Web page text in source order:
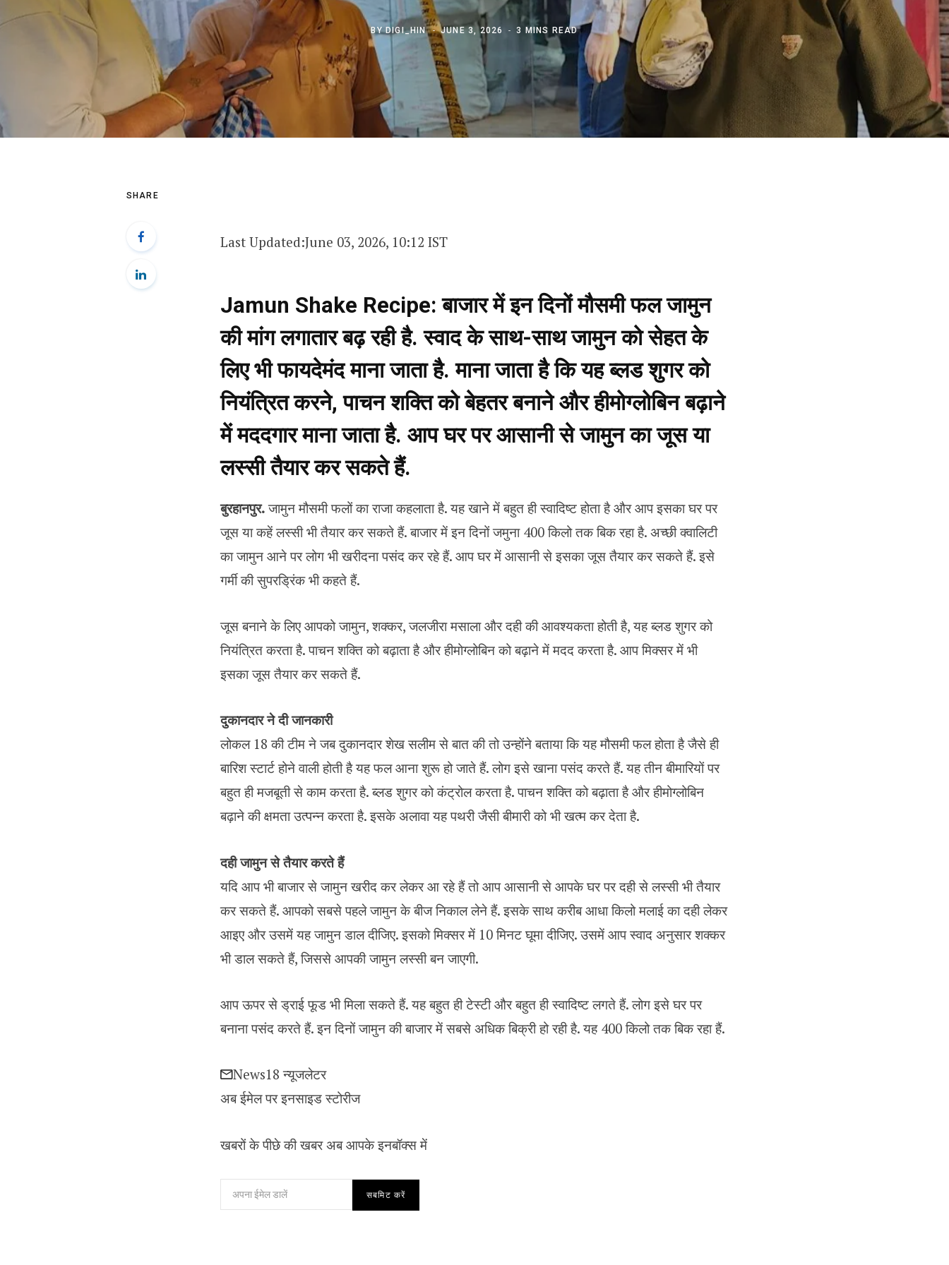
BYDIGI_HIN JUNE 3, 2026 3 MINS READ
SHARE
Last Updated:June 03, 2026, 10:12 IST
Jamun Shake Recipe: बाजार में इन दिनों मौसमी फल जामुन
की मांग लगातार बढ़ रही है. स्वाद के साथ-साथ जामुन को सेहत के
लिए भी फायदेमंद माना जाता है. माना जाता है कि यह ब्लड शुगर को
नियंत्रित करने, पाचन शक्ति को बेहतर बनाने और हीमोग्लोबिन बढ़ाने
में मददगार माना जाता है. आप घर पर आसानी से जामुन का जूस या
लस्सी तैयार कर सकते हैं.
बुरहानपुर.जामुन मौसमी फलों का राजा कहलाता है. यह खाने में बहुत ही स्वादिष्ट होता है और आप इसका घर पर
जूस या कहें लस्सी भी तैयार कर सकते हैं. बाजार में इन दिनों जमुना ₹400 किलो तक बिक रहा है. अच्छी क्वालिटी
का जामुन आने पर लोग भी खरीदना पसंद कर रहे हैं. आप घर में आसानी से इसका जूस तैयार कर सकते हैं. इसे
गर्मी की सुपरड्रिंक भी कहते हैं.
जूस बनाने के लिए आपको जामुन, शक्कर, जलजीरा मसाला और दही की आवश्यकता होती है, यह ब्लड शुगर को
नियंत्रित करता है. पाचन शक्ति को बढ़ाता है और हीमोग्लोबिन को बढ़ाने में मदद करता है. आप मिक्सर में भी
इसका जूस तैयार कर सकते हैं.
दुकानदार ने दी जानकारी
लोकल 18 की टीम ने जब दुकानदार शेख सलीम से बात की तो उन्होंने बताया कि यह मौसमी फल होता है जैसे ही
बारिश स्टार्ट होने वाली होती है यह फल आना शुरू हो जाते हैं. लोग इसे खाना पसंद करते हैं. यह तीन बीमारियों पर
बहुत ही मजबूती से काम करता है. ब्लड शुगर को कंट्रोल करता है. पाचन शक्ति को बढ़ाता है और हीमोग्लोबिन
बढ़ाने की क्षमता उत्पन्न करता है. इसके अलावा यह पथरी जैसी बीमारी को भी खत्म कर देता है.
दही जामुन से तैयार करते हैं
यदि आप भी बाजार से जामुन खरीद कर लेकर आ रहे हैं तो आप आसानी से आपके घर पर दही से लस्सी भी तैयार
कर सकते हैं. आपको सबसे पहले जामुन के बीज निकाल लेने हैं. इसके साथ करीब आधा किलो मलाई का दही लेकर
आइए और उसमें यह जामुन डाल दीजिए. इसको मिक्सर में 10 मिनट घूमा दीजिए. उसमें आप स्वाद अनुसार शक्कर
भी डाल सकते हैं, जिससे आपकी जामुन लस्सी बन जाएगी.
आप ऊपर से ड्राई फूड भी मिला सकते हैं. यह बहुत ही टेस्टी और बहुत ही स्वादिष्ट लगते हैं. लोग इसे घर पर
बनाना पसंद करते हैं. इन दिनों जामुन की बाजार में सबसे अधिक बिक्री हो रही है. यह ₹400 किलो तक बिक रहा हैं.
News18 न्यूजलेटर
अब ईमेल पर इनसाइड स्‍टोर‍ीज
खबरों के पीछे की खबर अब आपके इनबॉक्‍स में
सबमिट करें